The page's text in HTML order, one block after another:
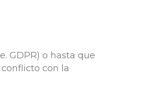
GDPR) o hasta que
con la